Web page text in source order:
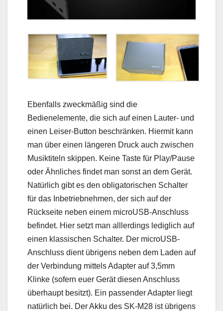
Ebenfalls zweckmäßig sind die
Bedienelemente, die sich auf einen Lauter- und
einen Leiser-Button beschränken. Hiermit kann
man über einen längeren Druck auch zwischen
Musiktiteln skippen. Keine Taste für Play/Pause
oder Ähnliches findet man sonst an dem Gerät.
Natürlich gibt es den obligatorischen Schalter
für das Inbetriebnehmen, der sich auf der
Rückseite neben einem microUSB-Anschluss
befindet. Hier setzt man alllerdings lediglich auf
einen klassischen Schalter. Der microUSB-
Anschluss dient übrigens neben dem Laden auf
der Verbindung mittels Adapter auf 3,5mm
Klinke (sofern euer Gerät diesen Anschluss
überhaupt besitzt). Ein passender Adapter liegt
natürlich bei. Der Akku des SK-M28 ist übrigens